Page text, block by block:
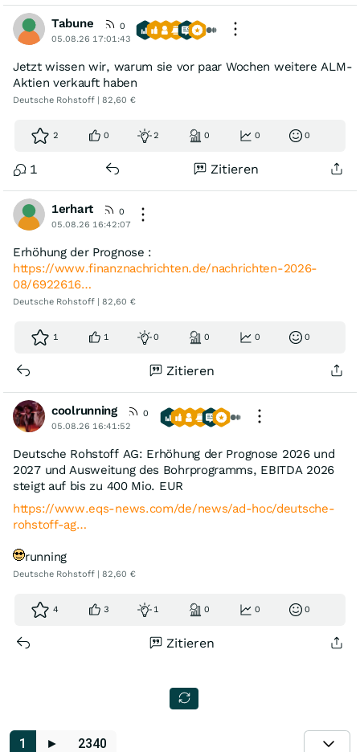
Tabune
0
05.08.26 17:01:43
Jetzt wissen wir, warum sie vor paar Wochen weitere ALM-
Aktien verkauft haben
Deutsche Rohstoff | 82,60 €
2 0 2 0 0 0
1 Zitieren
1erhart
0
05.08.26 16:42:07
Erhöhung der Prognose :
https://www.finanznachrichten.de/nachrichten-2026-
08/6922616…
Deutsche Rohstoff | 82,60 €
1 1 0 0 0 0
Zitieren
coolrunning
0
05.08.26 16:41:52
Deutsche Rohstoff AG: Erhöhung der Prognose 2026 und
2027 und Ausweitung des Bohrprogramms, EBITDA 2026
steigt auf bis zu 400 Mio. EUR
https://www.eqs-news.com/de/news/ad-hoc/deutsche-
rohstoff-ag…
running
Deutsche Rohstoff | 82,60 €
4 3 1 0 0 0
Zitieren
1 ► 2340